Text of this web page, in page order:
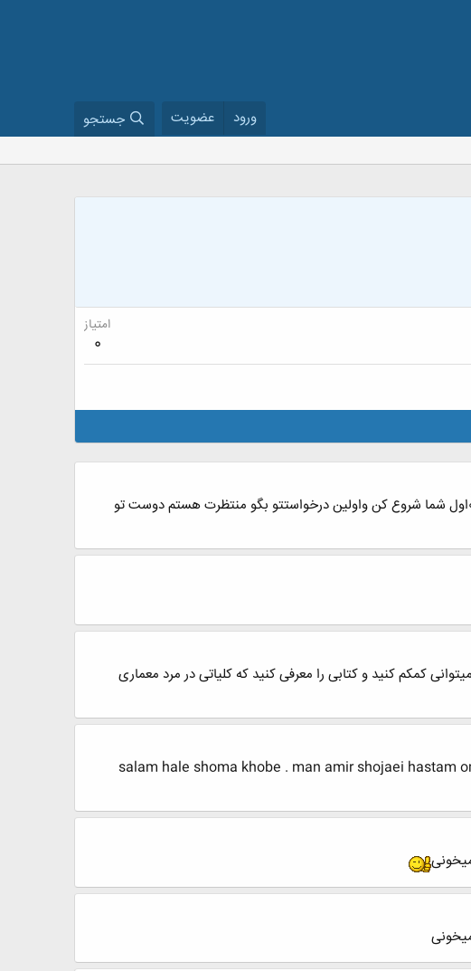
ورود عضویت جستجو
امتیاز
0
سلام خانمی اگه دوست داری چیز های که شما لازم داری من واست بفرستم توکمی به حرف های من گوش کن(0اول شما شروع کن واولین درخواستتو بگو منتظرت هستم دوست تو
کمکم کنید و کتابی را معرفی کنید که کلیاتی در مرد معماری
salam hale shoma khobe . man amir shojaei hastam